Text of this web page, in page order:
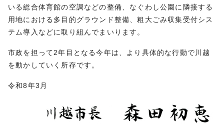
いる総合体育館の空調などの整備、なぐわし公園に隣接する
用地における多目的グラウンド整備、粗大ごみ収集受付シス
テム導入などに取り組んでまいります。
市政を担って2年目となる今年は、より具体的な行動で川越
を動かしていく所存です。
令和8年3月